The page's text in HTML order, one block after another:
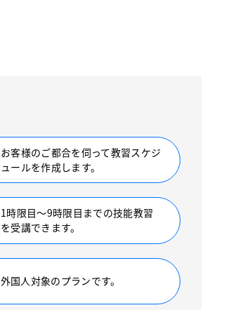
お客様のご都合を伺って教習スケジ
ュールを作成します。
1時限目〜9時限目までの技能教習
を受講できます。
外国人対象のプランです。